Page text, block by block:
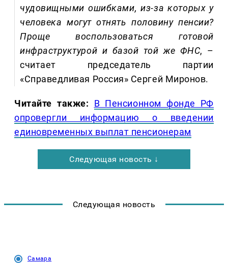
чудовищными ошибками, из-за которых у
человека могут отнять половину пенсии?
Проще воспользоваться готовой
инфраструктурой и базой той же ФНС, –
считает председатель партии
«Справедливая Россия» Сергей Миронов.
Читайте также:
В Пенсионном фонде РФ
опровергли информацию о введении
единовременных выплат пенсионерам
Следующая новость ↓
Следующая новость
Самара